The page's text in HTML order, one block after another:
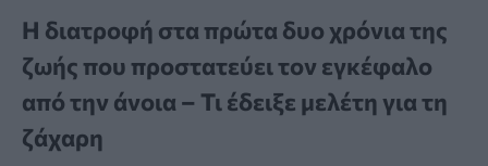
Η διατροφή στα πρώτα δυο χρόνια της
ζωής που προστατεύει τον εγκέφαλο
από την άνοια – Τι έδειξε μελέτη για τη
ζάχαρη